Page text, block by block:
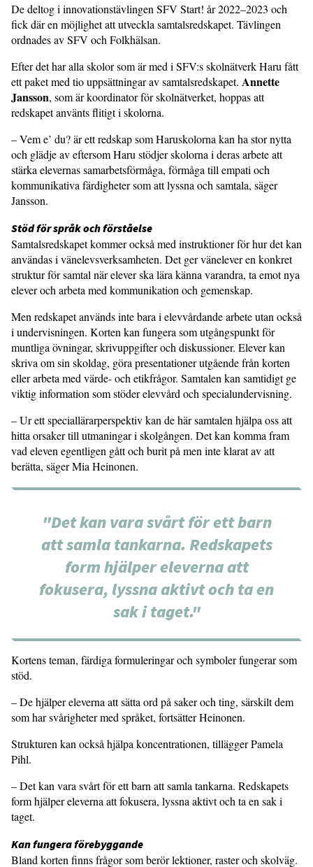
De deltog i innovationstävlingen SFV Start! år 2022–2023 och
fick där en möjlighet att utveckla samtalsredskapet. Tävlingen
ordnades av SFV och Folkhälsan.
Efter det har alla skolor som är med i SFV:s skolnätverk Haru fått
ett paket med tio uppsättningar av samtalsredskapet. Annette
Jansson, som är koordinator för skolnätverket, hoppas att
redskapet använts flitigt i skolorna.
– Vem e’ du? är ett redskap som Haruskolorna kan ha stor nytta
och glädje av eftersom Haru stödjer skolorna i deras arbete att
stärka elevernas samarbetsförmåga, förmåga till empati och
kommunikativa färdigheter som att lyssna och samtala, säger
Jansson.
Stöd för språk och förståelse
Samtalsredskapet kommer också med instruktioner för hur det kan
användas i vänelevsverksamheten. Det ger vänelever en konkret
struktur för samtal när elever ska lära känna varandra, ta emot nya
elever och arbeta med kommunikation och gemenskap.
Men redskapet används inte bara i elevvårdande arbete utan också
i undervisningen. Korten kan fungera som utgångspunkt för
muntliga övningar, skrivuppgifter och diskussioner. Elever kan
skriva om sin skoldag, göra presentationer utgående från korten
eller arbeta med värde- och etikfrågor. Samtalen kan samtidigt ge
viktig information som stöder elevvård och specialundervisning.
– Ur ett speciallärarperspektiv kan de här samtalen hjälpa oss att
hitta orsaker till utmaningar i skolgången. Det kan komma fram
vad eleven egentligen gått och burit på men inte klarat av att
berätta, säger Mia Heinonen.
"Det kan vara svårt för ett barn
att samla tankarna. Redskapets
form hjälper eleverna att
fokusera, lyssna aktivt och ta en
sak i taget."
Kortens teman, färdiga formuleringar och symboler fungerar som
stöd.
– De hjälper eleverna att sätta ord på saker och ting, särskilt dem
som har svårigheter med språket, fortsätter Heinonen.
Strukturen kan också hjälpa koncentrationen, tillägger Pamela
Pihl.
– Det kan vara svårt för ett barn att samla tankarna. Redskapets
form hjälper eleverna att fokusera, lyssna aktivt och ta en sak i
taget.
Kan fungera förebyggande
Bland korten finns frågor som berör lektioner, raster och skolväg.